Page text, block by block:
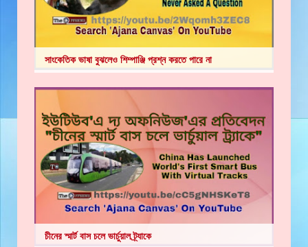
সাংকেতিক ভাষা বুঝলেও শিম্পাঞ্জি প্রশ্ন করতে পারে না
চীনের স্মার্ট বাস চলে ভার্চুয়াল ট্র্যাকে